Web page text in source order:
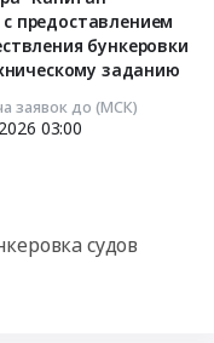
предоставлением
бункеровки
заданию
заявок до (МСК)
03:00
судов